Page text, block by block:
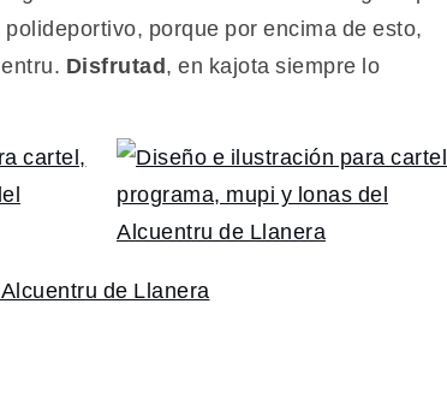
porque por encima de esto,
Disfrutad, en kajota siempre lo